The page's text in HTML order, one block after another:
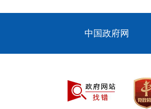
中国政府网